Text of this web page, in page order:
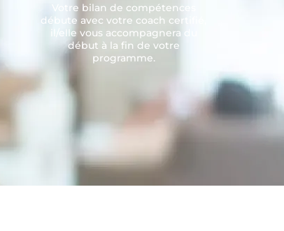
Votre bilan de compétences
débute avec votre coach certifié,
il/elle vous accompagnera du
début à la fin de votre
programme.